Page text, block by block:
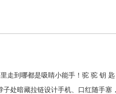
走到哪都是吸睛小能手！驼 驼 钥
处暗藏拉链设计手机、口红随手塞